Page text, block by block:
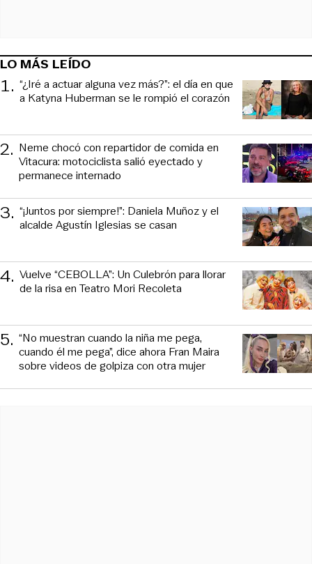
LO MÁS LEÍDO
1. “¿Iré a actuar alguna vez más?”: el día en que
a Katyna Huberman se le rompió el corazón
2. Neme chocó con repartidor de comida en
Vitacura: motociclista salió eyectado y
permanece internado
3. “¡Juntos por siempre!”: Daniela Muñoz y el
alcalde Agustín Iglesias se casan
4. Vuelve “CEBOLLA”: Un Culebrón para llorar
de la risa en Teatro Mori Recoleta
5. “No muestran cuando la niña me pega,
cuando él me pega”, dice ahora Fran Maira
sobre videos de golpiza con otra mujer